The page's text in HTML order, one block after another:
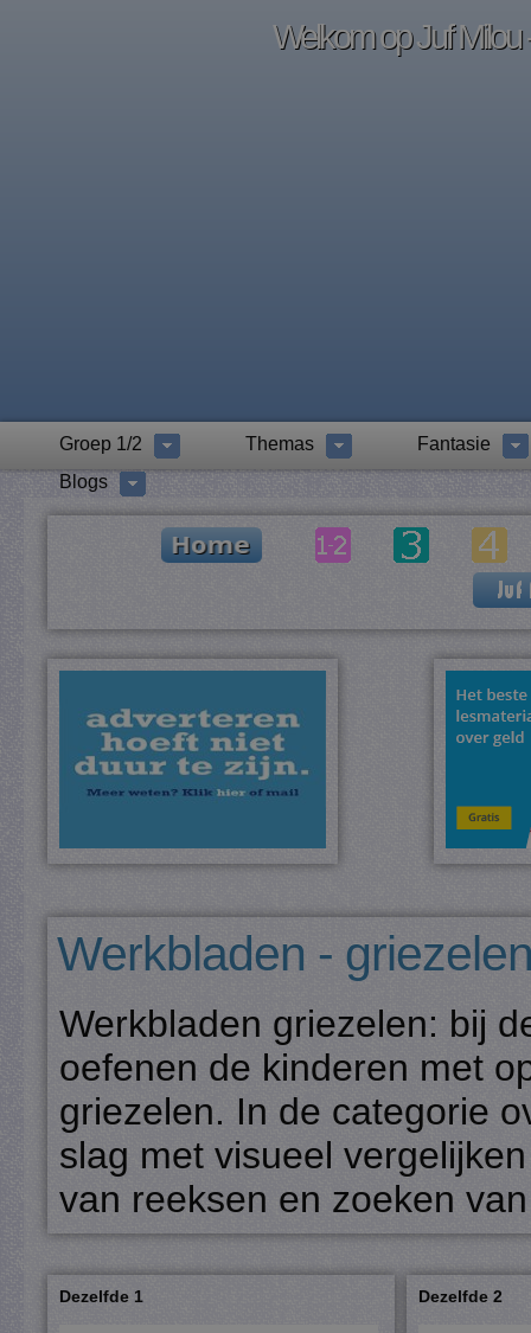
Welkom op Juf Milou
Groep 1/2 Themas
Fantasie
Blogs
Werkbladen -
Werkbladen griezelen: bij
oefenen de kinderen met
griezelen. In de categorie
slag met visueel
van reeksen en zoeken
Dezelfde 1 Dezelfde 2